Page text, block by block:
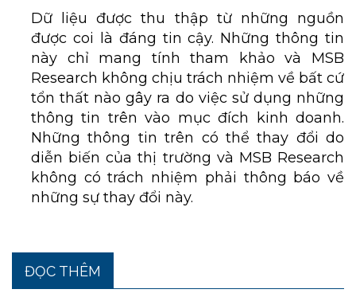
Dữ liệu được thu thập từ những nguồn
được coi là đáng tin cậy. Những thông tin
này chỉ mang tính tham khảo và MSB
Research không chịu trách nhiệm về bất cứ
tổn thất nào gây ra do việc sử dụng những
thông tin trên vào mục đích kinh doanh.
Những thông tin trên có thể thay đổi do
diễn biến của thị trường và MSB Research
không có trách nhiệm phải thông báo về
những sự thay đổi này.
ĐỌC THÊM